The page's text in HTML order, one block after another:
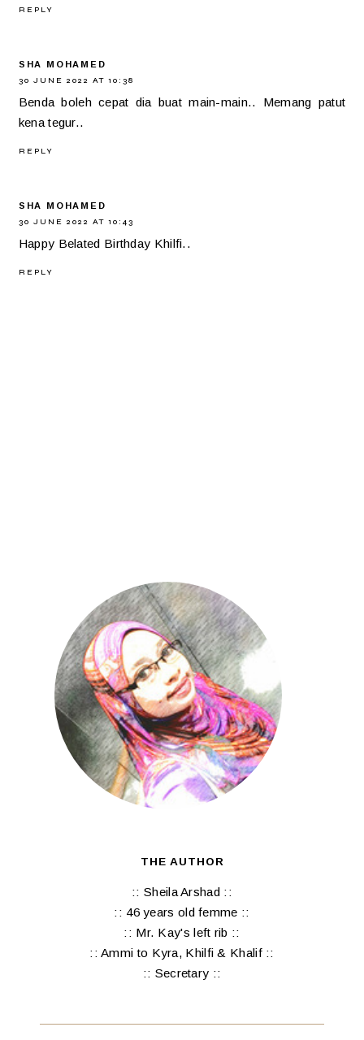
REPLY
SHA MOHAMED
30 JUNE 2022 AT 10:38
Benda boleh cepat dia buat main-main.. Memang patut
kena tegur..
REPLY
SHA MOHAMED
30 JUNE 2022 AT 10:43
Happy Belated Birthday Khilfi..
REPLY
THE AUTHOR
:: Sheila Arshad ::
:: 46 years old femme ::
:: Mr. Kay's left rib ::
:: Ammi to Kyra, Khilfi & Khalif ::
:: Secretary ::